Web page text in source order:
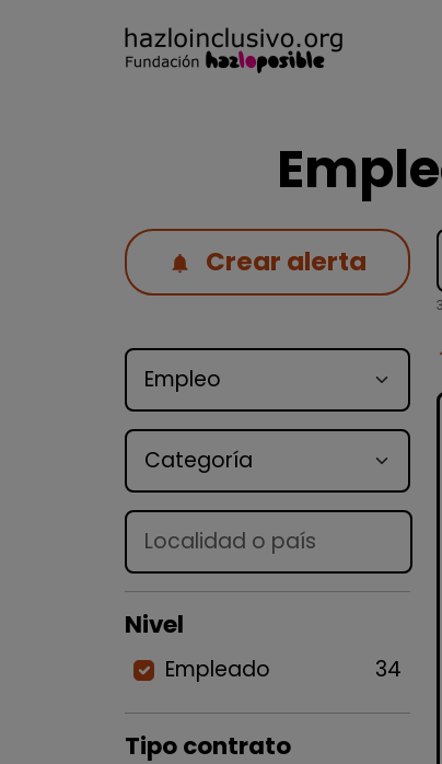
Crear alerta
Tipo de oferta
Categoría
Lugar
Nivel
Empleado 34
Tipo contrato